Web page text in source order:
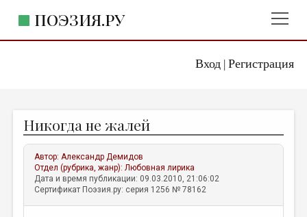
Вход| Регистрация
ПОЭЗИЯ.РУ
ЖАНРЫ
АВТОРЫ
КОММЕНТАРИИ
ЛИТСАЛОН
Никогда не жалей
Автор:Александр Демидов
Отдел (рубрика, жанр):Любовная лирика
Дата и время публикации: 09.03.2010, 21:06:02
Сертификат Поэзия.ру: серия 1256 № 78162